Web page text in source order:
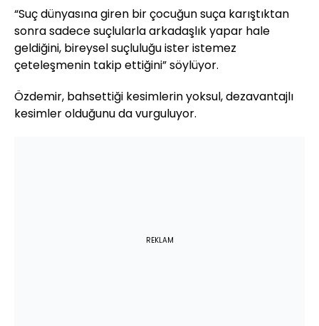
“Suç dünyasına giren bir çocuğun suça karıştıktan
sonra sadece suçlularla arkadaşlık yapar hale
geldiğini, bireysel suçluluğu ister istemez
çeteleşmenin takip ettiğini” söylüyor.
Özdemir, bahsettiği kesimlerin yoksul, dezavantajlı
kesimler olduğunu da vurguluyor.
REKLAM